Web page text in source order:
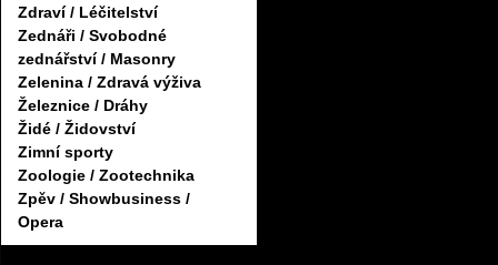
Zdraví / Léčitelství
Zednáři / Svobodné
zednářství / Masonry
Zelenina / Zdravá výživa
Železnice / Dráhy
Židé / Židovství
Zimní sporty
Zoologie / Zootechnika
Zpěv / Showbusiness /
Opera